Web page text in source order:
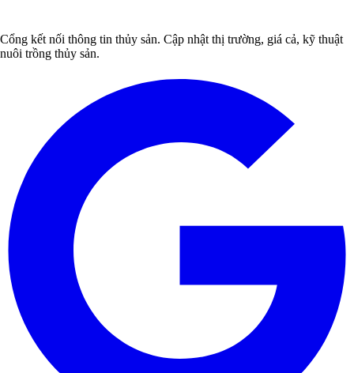
Cổng kết nối thông tin thủy sản. Cập nhật thị trường, giá cả, kỹ thuật
nuôi trồng thủy sản.